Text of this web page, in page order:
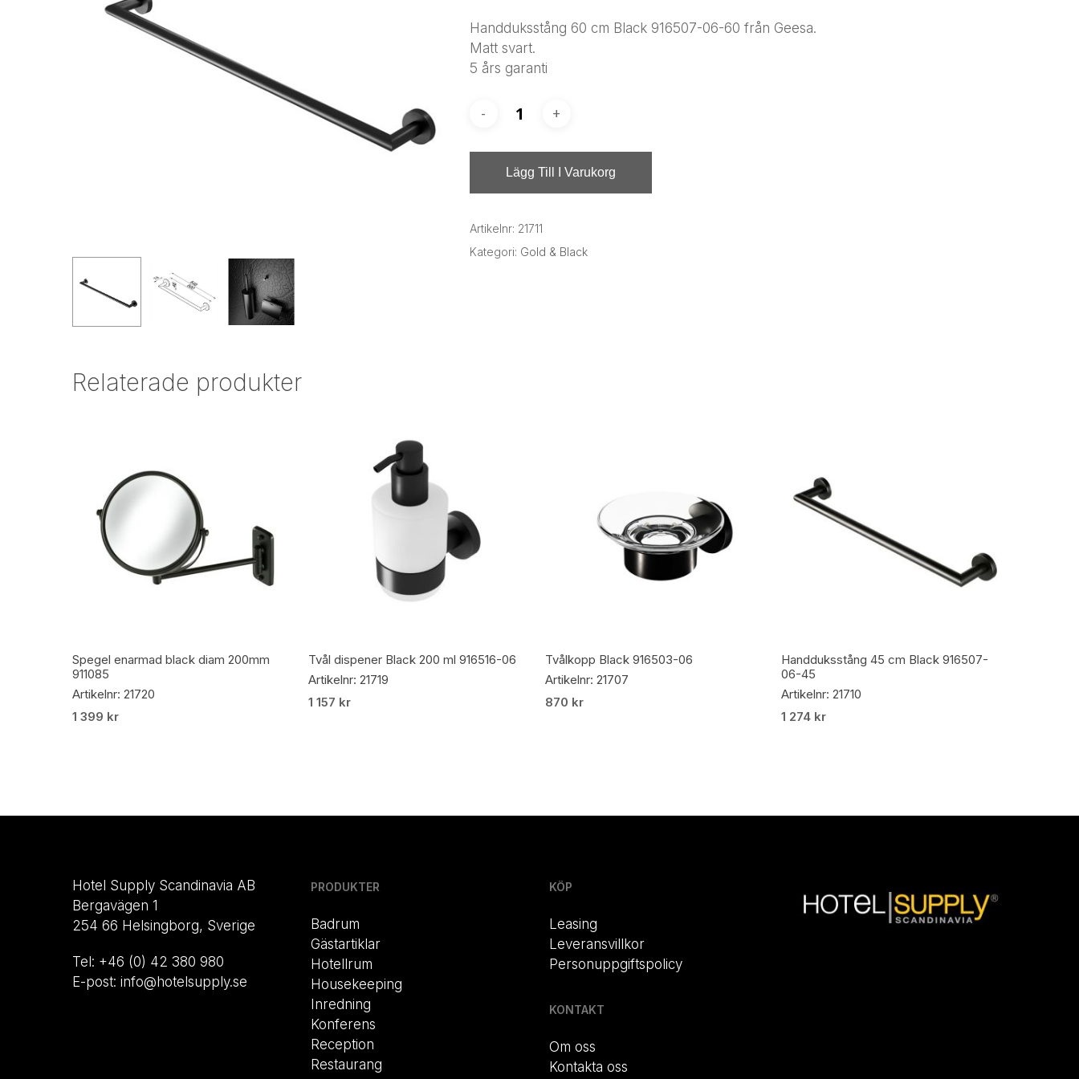
Handduksstång 60 cm Black 916507-06-60 från Geesa.
Matt svart.
5 års garanti
Lägg Till I Varukorg
Artikelnr: 21711
Kategori: Gold & Black
Relaterade produkter
Lägg Till I Varukorg
Spegel enarmad black diam 200mm
911085
Artikelnr: 21720
1 399 kr
Lägg Till I Varukorg
Tvål dispener Black 200 ml 916516-06
Artikelnr: 21719
1 157 kr
Lägg Till I Varukorg
Tvålkopp Black 916503-06
Artikelnr: 21707
870 kr
Lägg Till I Varukorg
Handduksstång 45 cm Black 916507-
06-45
Artikelnr: 21710
1 274 kr
Hotel Supply Scandinavia AB
Bergavägen 1
254 66 Helsingborg, Sverige
Tel: +46 (0) 42 380 980
E-post: info@hotelsupply.se
PRODUKTER
Badrum
Gästartiklar
Hotellrum
Housekeeping
Inredning
Konferens
Reception
Restaurang
KÖP
Leasing
Leveransvillkor
Personuppgiftspolicy
KONTAKT
Om oss
Kontakta oss